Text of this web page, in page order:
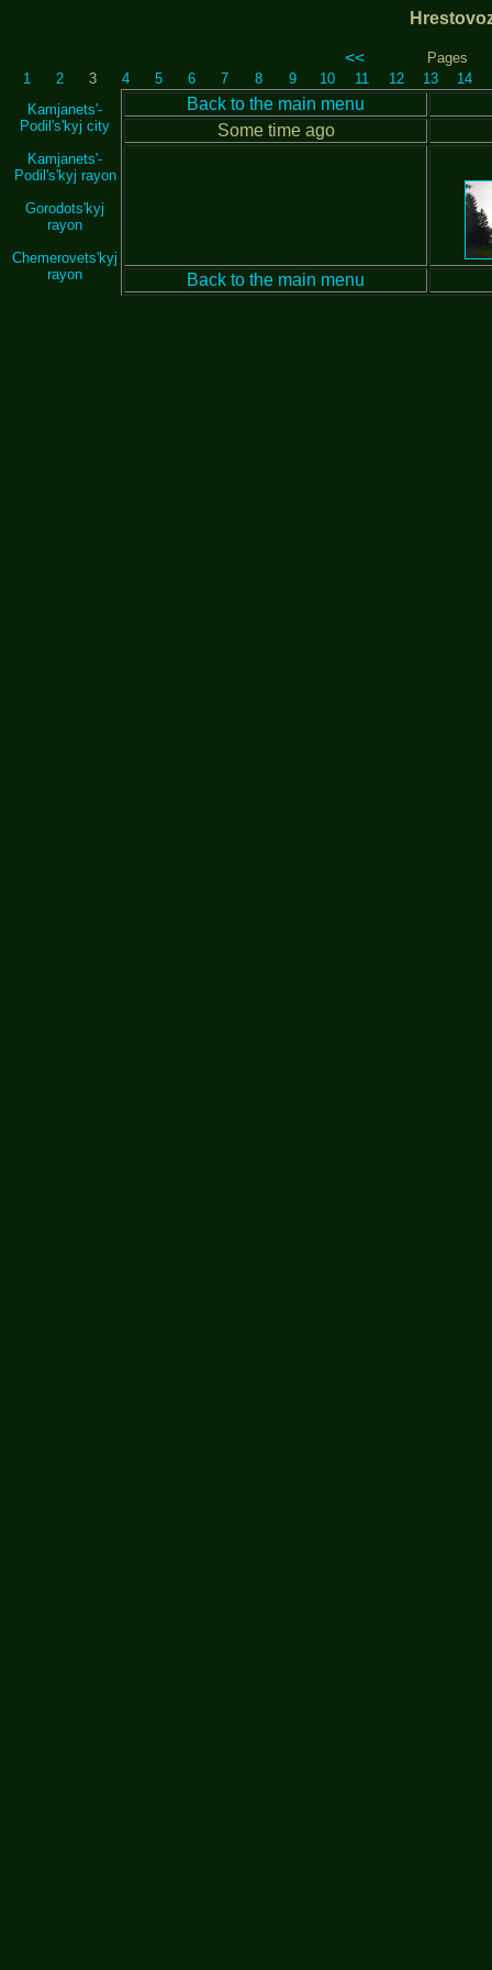
<<
Pages
1
2 3 4 5 6 7 8 9 10 11 12 13 14
Kamjanets'-
Podil's'kyj city
Kamjanets'-
Podil's'kyj rayon
Gorodots'kyj
rayon
Chemerovets'kyj
rayon
Back to the main menu
Some time ago
Back to the main menu